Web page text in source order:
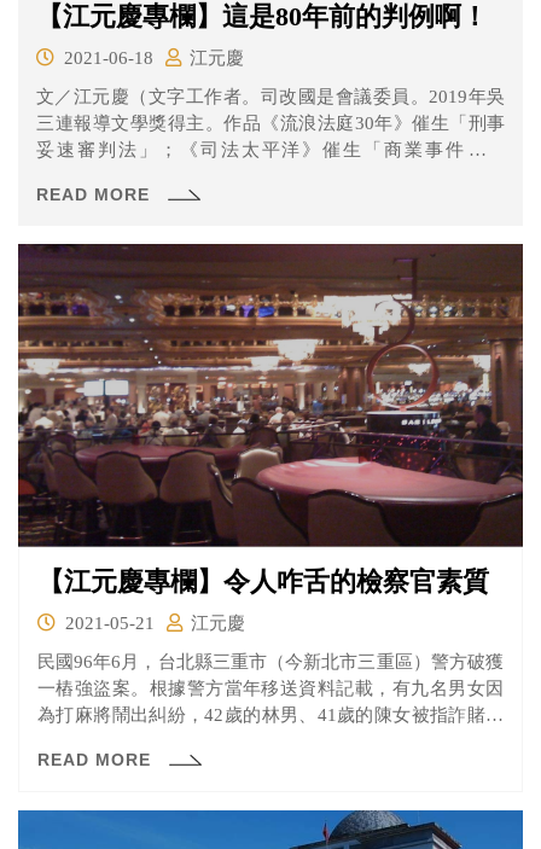
【江元慶專欄】這是80年前的判例啊！
2021-06-18
江元慶
文／江元慶（文字工作者。司改國是會議委員。2019年吳
三連報導文學獎得主。作品《流浪法庭30年》催生「刑事
妥速審判法」；《司法太平洋》催生「商業事件審理
READ MORE
【江元慶專欄】令人咋舌的檢察官素質
2021-05-21
江元慶
民國96年6月，台北縣三重市（今新北市三重區）警方破獲
一樁強盜案。根據警方當年移送資料記載，有九名男女因
為打麻將鬧出糾紛，42歲的林男、41歲的陳女被指詐賭遭
READ MORE